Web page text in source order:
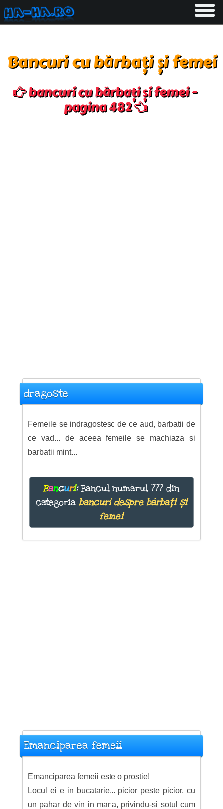
Toggle
Bancuri cu bărbați și femei
bancuri cu bărbați și femei -
pagina 482
dragoste
Femeile se indragostesc de ce aud, barbatii de
ce vad... de aceea femeile se machiaza si
barbatii mint...
Bancuri:Bancul numărul 777 din
categoria bancuri despre bărbați și
femei
Emanciparea femeii
Emanciparea femeii este o prostie!
Locul ei e in bucatarie... picior peste picior, cu
un pahar de vin in mana, privindu-si sotul cum